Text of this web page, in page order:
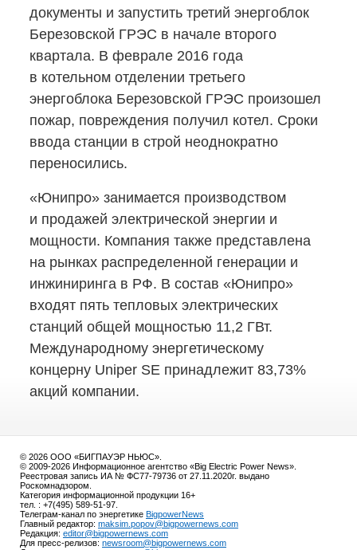
документы и запустить третий энергоблок
Березовской ГРЭС в начале второго
квартала. В феврале 2016 года
в котельном отделении третьего
энергоблока Березовской ГРЭС произошел
пожар, повреждения получил котел. Сроки
ввода станции в строй неоднократно
переносились.
«Юнипро» занимается производством
и продажей электрической энергии и
мощности. Компания также представлена
на рынках распределенной генерации и
инжиниринга в РФ. В состав «Юнипро»
входят пять тепловых электрических
станций общей мощностью 11,2 ГВт.
Международному энергетическому
концерну Uniper SE принадлежит 83,73%
акций компании.
© 2026 ООО «БИГПАУЭР НЬЮС».
© 2009-2026 Информационное агентство «Big Electric Power News».
Реестровая запись ИА № ФС77-79736 от 27.11.2020г. выдано
Роскомнадзором.
Категория информационной продукции 16+
тел. : +7(495) 589-51-97.
Телеграм-канал по энергетике BigpowerNews
Главный редактор: maksim.popov@bigpowernews.com
Редакция: editor@bigpowernews.com
Для пресс-релизов: newsroom@bigpowernews.com